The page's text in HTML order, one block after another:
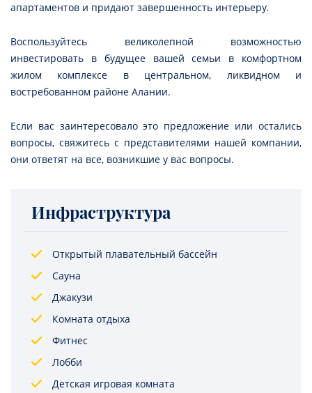
апартаментов и придают завершенность интерьеру.
Воспользуйтесь великолепной возможностью
инвестировать в будущее вашей семьи в комфортном
жилом комплексе в центральном, ликвидном и
востребованном районе Алании.
Если вас заинтересовало это предложение или остались
вопросы, свяжитесь с представителями нашей компании,
они ответят на все, возникшие у вас вопросы.
Инфраструктура
Открытый плавательный бассейн
Сауна
Джакузи
Комната отдыха
Фитнес
Лобби
Детская игровая комната